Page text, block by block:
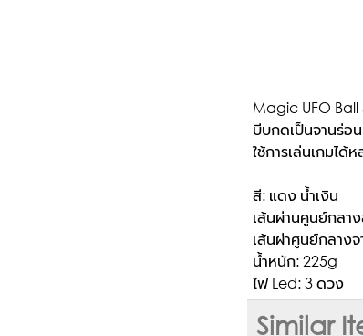
Magic UFO
บีบกดเป็นจานร่อ
ใช้การเล่นเกมได้
สี: แดง น้ำเงิน
เส้นผ่านศูนย์กลา
เส้นผ่าศูนย์กลาง
น้ำหนัก: 225g
ไฟ Led: 3 ดวง
Similar